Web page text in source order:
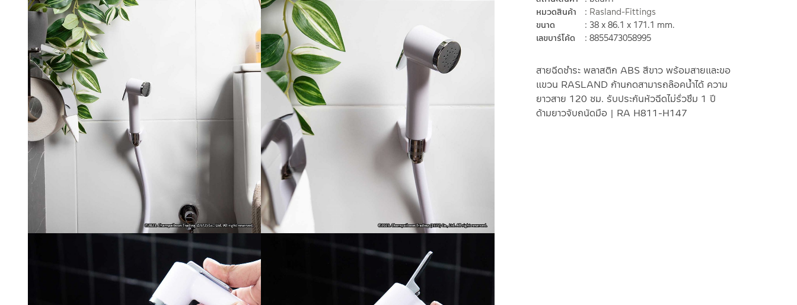
สายฉีดชำระ พลาสติก ABS สีขาว พร้อมสายและขอ
แขวน RASLAND ก้านกดสามารถล๊อคน้ำได้ ความ
ยาวสาย 120 ซม. รับประกันหัวฉีดไม่รั่วซึม 1 ปี
ด้ามยาวจับถนัดมือ | RA H811-H147
หมวดสินค้า
Rasland-Fittings
ขนาด
38 x 86.1 x 171.1 mm.
เลขบาร์โค้ด
8855473058995